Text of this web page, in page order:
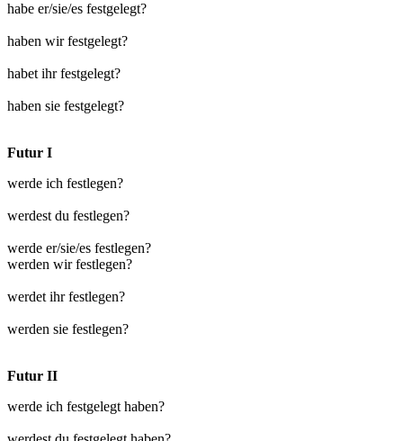
habe er/sie/es festgelegt?
haben wir festgelegt?
habet ihr festgelegt?
haben sie festgelegt?
Futur I
werde ich festlegen?
werdest du festlegen?
werde er/sie/es festlegen?
werden wir festlegen?
werdet ihr festlegen?
werden sie festlegen?
Futur II
werde ich festgelegt haben?